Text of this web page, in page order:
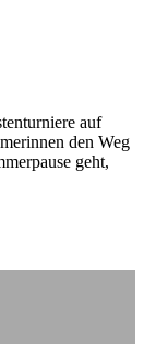
auf
den Weg
geht,